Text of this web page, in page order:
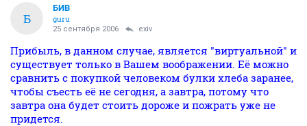
Б
БИВ
guru
25 сентября 2006 exiv
Прибыль, в данном случае, является "виртуальной" и
существует только в Вашем воображении. Её можно
сравнить с покупкой человеком булки хлеба заранее,
чтобы съесть её не сегодня, а завтра, потому что
завтра она будет стоить дороже и пожрать уже не
придется.